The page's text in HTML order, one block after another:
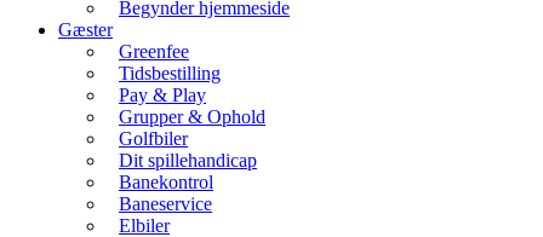
Begynder hjemmeside
Gæster
Greenfee
Tidsbestilling
Pay & Play
Grupper & Ophold
Golfbiler
Dit spillehandicap
Banekontrol
Baneservice
Elbiler